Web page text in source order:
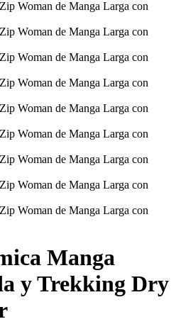
Manga
y Trekking Dry